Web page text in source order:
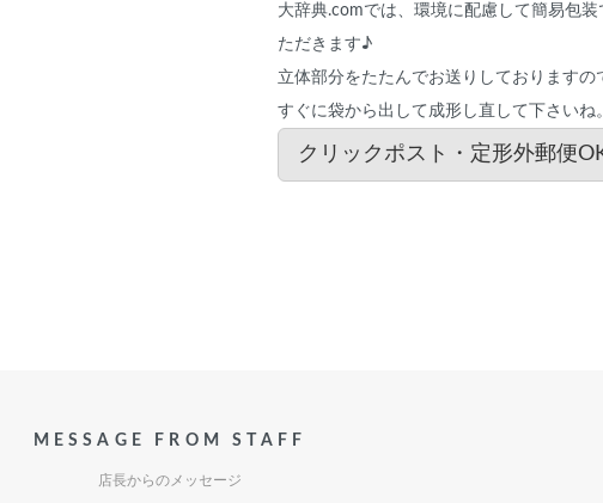
大辞典.comでは、環境に配慮して簡易包
ただきます♪
立体部分をたたんでお送りしておりますの
すぐに袋から出して成形し直して下さいね。
クリックポスト・定形外郵便
MESSAGE FROM STAFF
店長からのメッセージ